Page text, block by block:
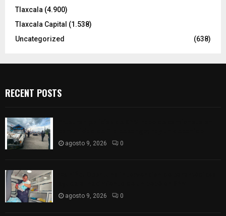
Tlaxcala (4.900)
Tlaxcala Capital (1.538)
Uncategorized
(638)
RECENT POSTS
agosto 9, 2026 0
agosto 9, 2026 0